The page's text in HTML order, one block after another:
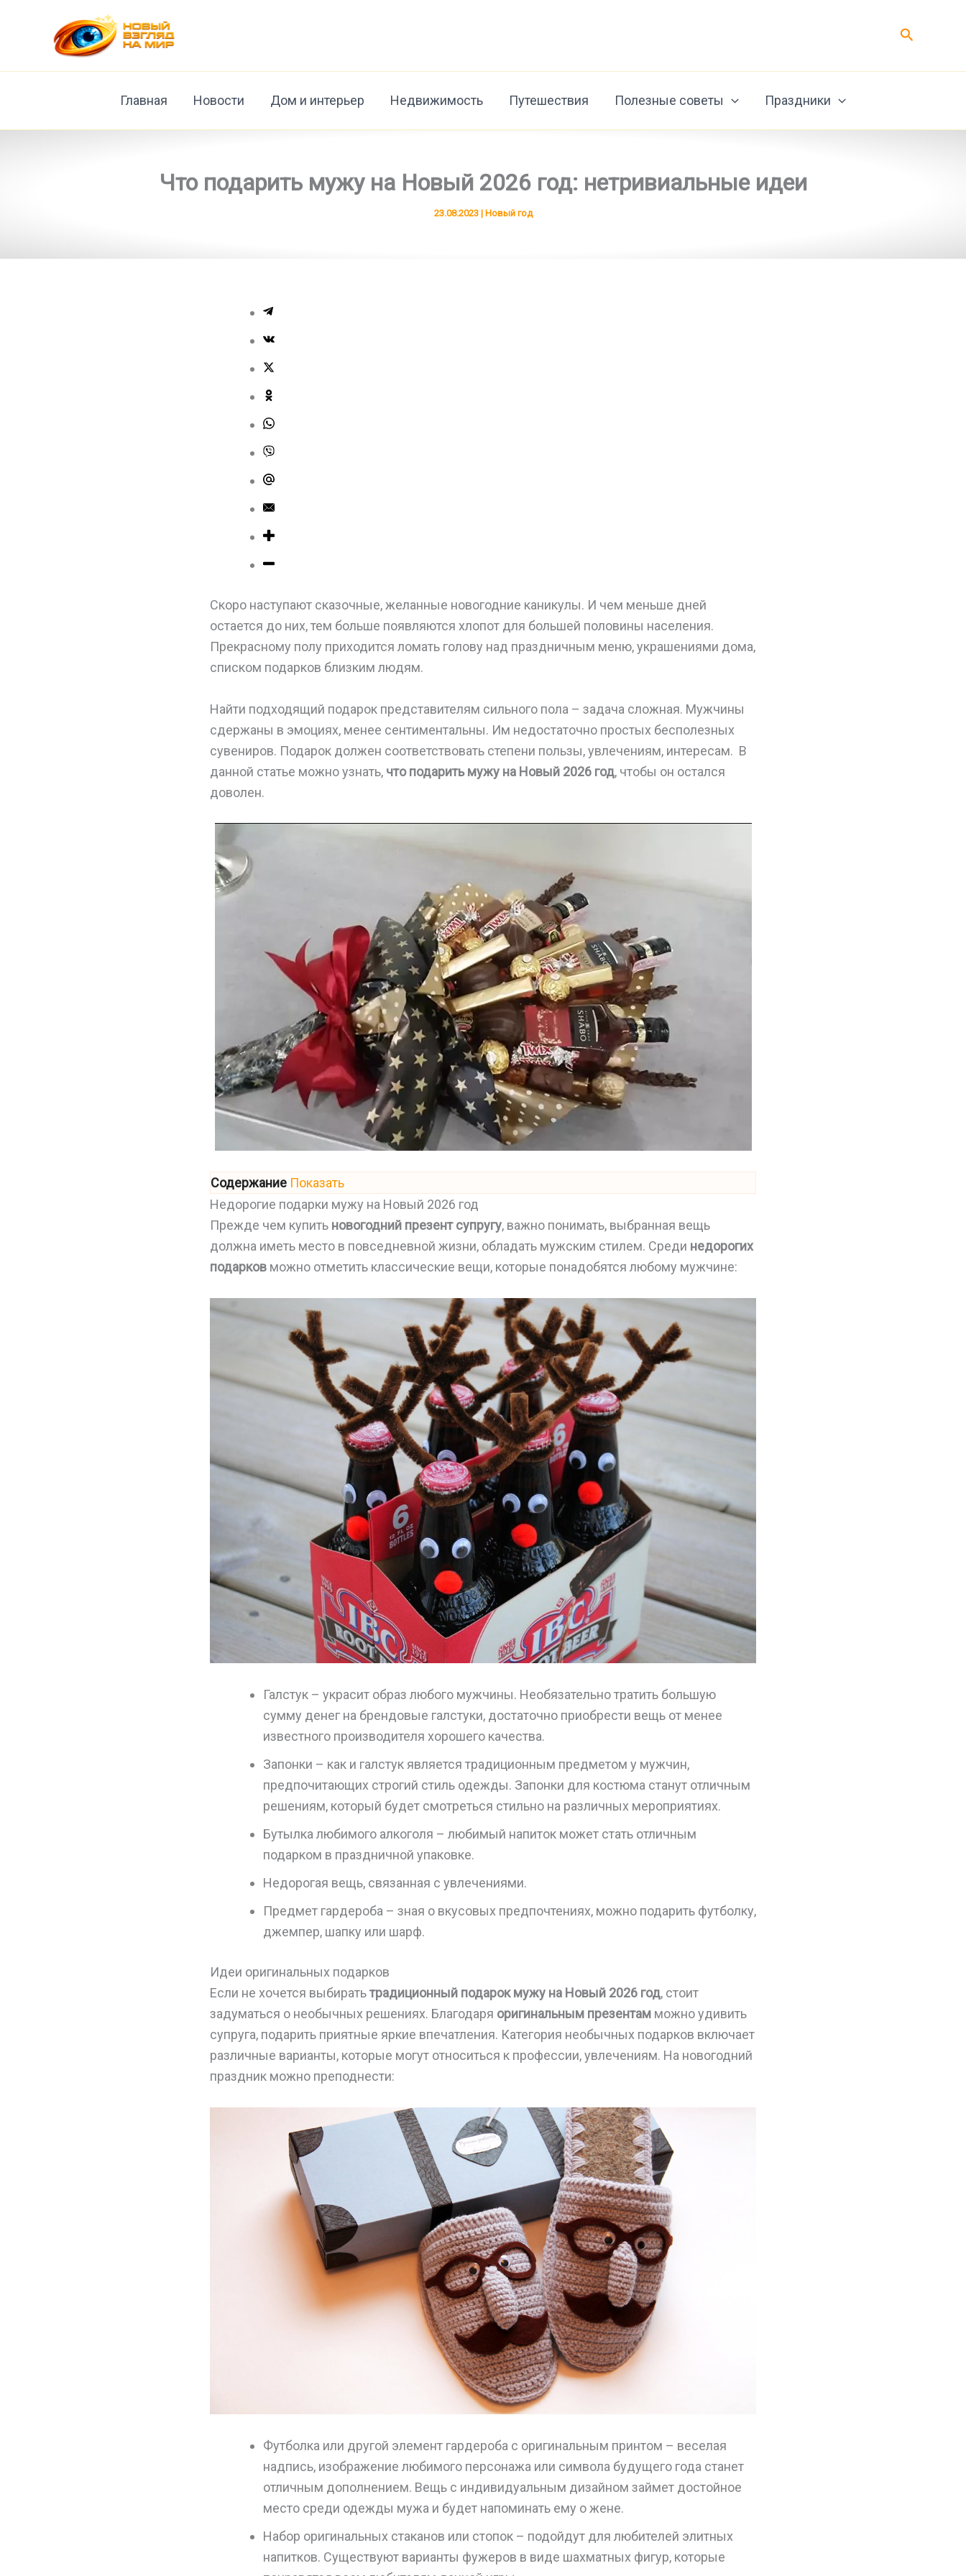
содержимому
Поиск
Главная Новости Дом и интерьер Недвижимость Путешествия Полезные советы Праздники
Что подарить мужу на Новый 2026 год: нетривиальные идеи
23.08.2023 | Новый год
Скоро наступают сказочные, желанные новогодние каникулы. И чем меньше дней
остается до них, тем больше появляются хлопот для большей половины населения.
Прекрасному полу приходится ломать голову над праздничным меню, украшениями дома,
списком подарков близким людям.
Найти подходящий подарок представителям сильного пола – задача сложная. Мужчины
сдержаны в эмоциях, менее сентиментальны. Им недостаточно простых бесполезных
сувениров. Подарок должен соответствовать степени пользы, увлечениям, интересам. В
данной статье можно узнать, что подарить мужу на Новый 2026 год, чтобы он остался
доволен.
Содержание Показать
Недорогие подарки мужу на Новый 2026 год
Прежде чем купить новогодний презент супругу, важно понимать, выбранная вещь
должна иметь место в повседневной жизни, обладать мужским стилем. Среди недорогих
подарков можно отметить классические вещи, которые понадобятся любому мужчине:
Галстук – украсит образ любого мужчины. Необязательно тратить большую
сумму денег на брендовые галстуки, достаточно приобрести вещь от менее
известного производителя хорошего качества.
Запонки – как и галстук является традиционным предметом у мужчин,
предпочитающих строгий стиль одежды. Запонки для костюма станут отличным
решениям, который будет смотреться стильно на различных мероприятиях.
Бутылка любимого алкоголя – любимый напиток может стать отличным
подарком в праздничной упаковке.
Недорогая вещь, связанная с увлечениями.
Предмет гардероба – зная о вкусовых предпочтениях, можно подарить футболку,
джемпер, шапку или шарф.
Идеи оригинальных подарков
Если не хочется выбиратьтрадиционный подарок мужу на Новый 2026 год, стоит
задуматься о необычных решениях. Благодаря оригинальным презентам можно удивить
супруга, подарить приятные яркие впечатления. Категория необычных подарков включает
различные варианты, которые могут относиться к профессии, увлечениям. На новогодний
праздник можно преподнести:
Футболка или другой элемент гардероба с оригинальным принтом – веселая
надпись, изображение любимого персонажа или символа будущего года станет
отличным дополнением. Вещь с индивидуальным дизайном займет достойное
место среди одежды мужа и будет напоминать ему о жене.
Набор оригинальных стаканов или стопок – подойдут для любителей элитных
напитков. Существуют варианты фужеров в виде шахматных фигур, которые